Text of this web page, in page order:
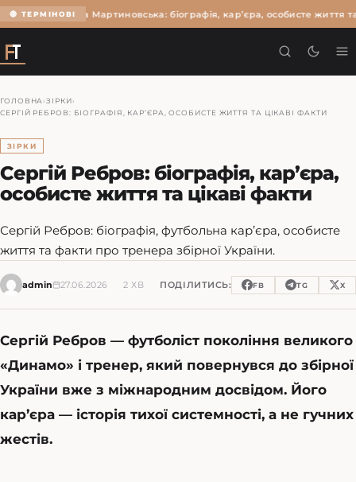
🔴 ТЕРМІНОВІОльга Мартиновська: біографія, кар’єра, особисте життя
ГОЛОВНА ›ЗІРКИ›
СЕРГІЙ РЕБРОВ: БІОГРАФІЯ, КАР’ЄРА, ОСОБИСТЕ ЖИТТЯ ТА ЦІКАВІ ФАКТИ
ЗІРКИ
Сергій Ребров: біографія, кар’єра,
особисте життя та цікаві факти
Сергій Ребров: біографія, футбольна кар’єра, особисте
життя та факти про тренера збірної України.
admin 27.06.2026 2 ХВ ПОДІЛИТИСЬ: FB TG X
Сергій Ребров — футболіст покоління великого
«Динамо» і тренер, який повернувся до збірної
України вже з міжнародним досвідом. Його
кар’єра — історія тихої системності, а не гучних
жестів.